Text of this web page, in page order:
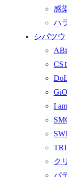
感
ハ
シパツウ
CS
I am
ク